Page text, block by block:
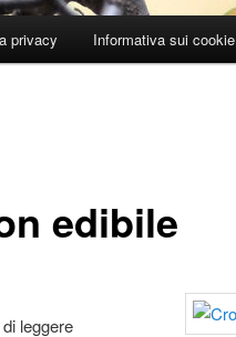
privacy Informativa sui cookie
edibile
leggere